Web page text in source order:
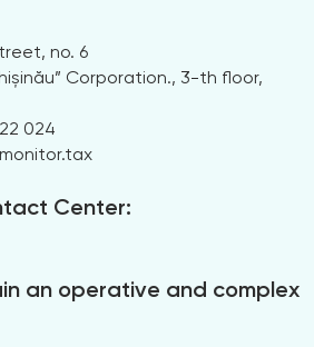
no. 6
Corporation., 3-th floor,
024
Center:
an operative and complex